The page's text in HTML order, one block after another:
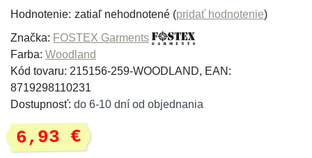
Hodnotenie: zatiaľ nehodnotené (pridať hodnotenie)
Značka: FOSTEX Garments
Farba: Woodland
Kód tovaru: 215156-259-WOODLAND, EAN:
8719298110231
Dostupnosť: do 6-10 dní od objednania
6,93 €